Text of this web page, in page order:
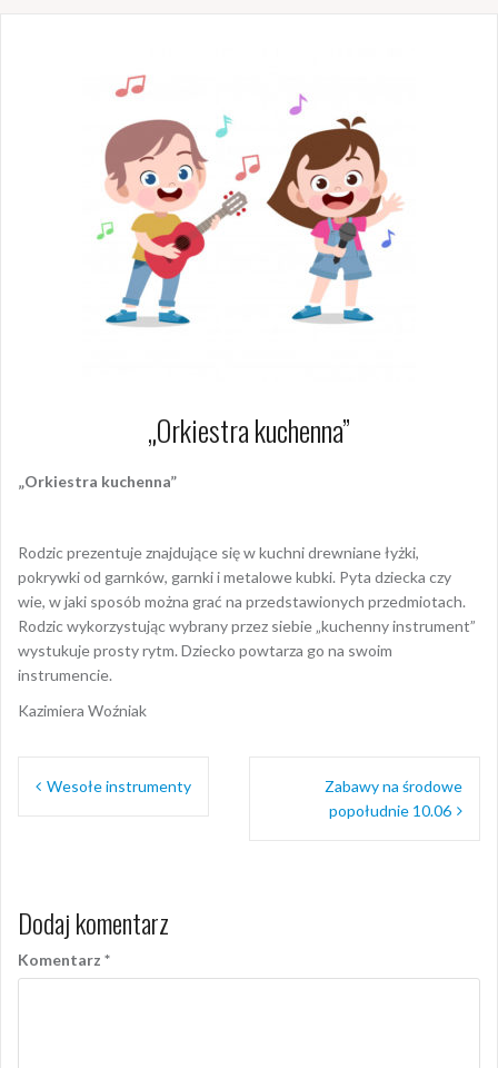
„Orkiestra kuchenna”
„Orkiestra kuchenna”
Rodzic prezentuje znajdujące się w kuchni drewniane łyżki,
pokrywki od garnków, garnki i metalowe kubki. Pyta dziecka czy
wie, w jaki sposób można grać na przedstawionych przedmiotach.
Rodzic wykorzystując wybrany przez siebie „kuchenny instrument”
wystukuje prosty rytm. Dziecko powtarza go na swoim
instrumencie.
Kazimiera Woźniak
Nawigacja
Wesołe instrumenty
Zabawy na środowe
popołudnie 10.06
Dodaj komentarz
Komentarz *